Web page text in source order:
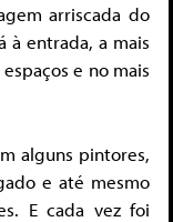
arriscada do
à entrada, a mais
e no mais
alguns pintores,
e até mesmo
E cada vez foi